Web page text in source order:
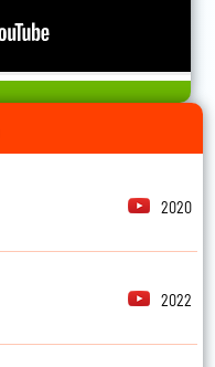
2020
2022